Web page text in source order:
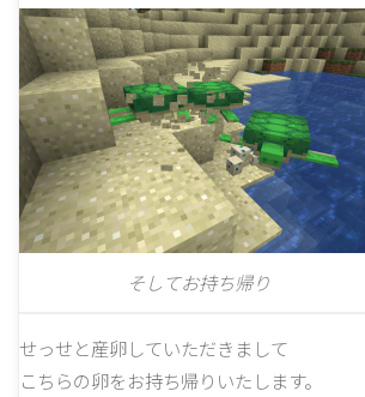
そしてお持ち帰り
せっせと産卵していただきまして
こちらの卵をお持ち帰りいたします。